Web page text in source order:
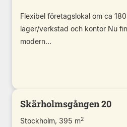
Flexibel företagslokal om ca
lager/verkstad och kontor Nu
modern...
Skärholmsgången 20
Stockholm, 395 m2